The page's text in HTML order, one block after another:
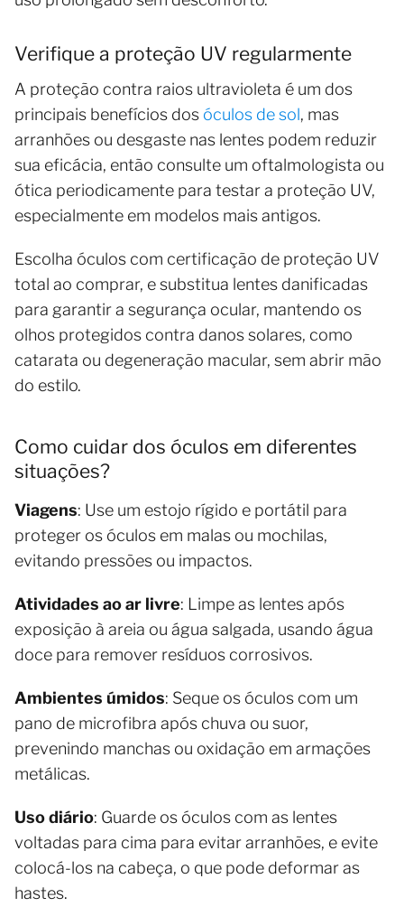
Verifique a proteção UV regularmente
A proteção contra raios ultravioleta é um dos
principais benefícios dos óculos de sol, mas
arranhões ou desgaste nas lentes podem reduzir
sua eficácia, então consulte um oftalmologista ou
ótica periodicamente para testar a proteção UV,
especialmente em modelos mais antigos.
Escolha óculos com certificação de proteção UV
total ao comprar, e substitua lentes danificadas
para garantir a segurança ocular, mantendo os
olhos protegidos contra danos solares, como
catarata ou degeneração macular, sem abrir mão
do estilo.
Como cuidar dos óculos em diferentes
situações?
Viagens: Use um estojo rígido e portátil para
proteger os óculos em malas ou mochilas,
evitando pressões ou impactos.
Atividades ao ar livre: Limpe as lentes após
exposição à areia ou água salgada, usando água
doce para remover resíduos corrosivos.
Ambientes úmidos: Seque os óculos com um
pano de microfibra após chuva ou suor,
prevenindo manchas ou oxidação em armações
metálicas.
Uso diário: Guarde os óculos com as lentes
voltadas para cima para evitar arranhões, e evite
colocá-los na cabeça, o que pode deformar as
hastes.